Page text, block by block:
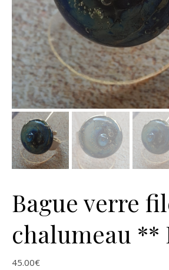
Bague verre
chalumeau **
45.00€